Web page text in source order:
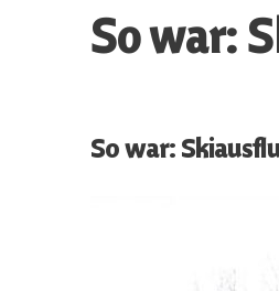
So war:
So war: